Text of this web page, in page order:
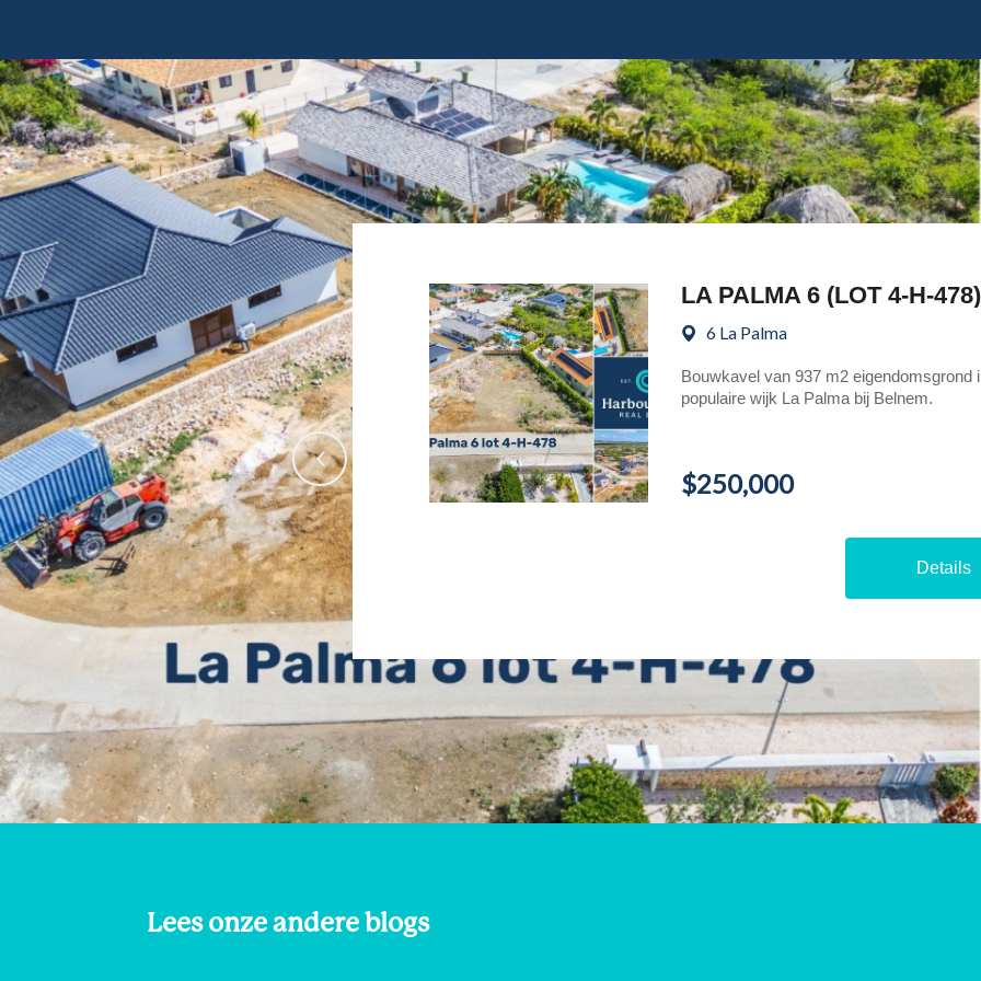
LA PALMA 6 (LOT 4-H-478)
6 La Palma
Bouwkavel van 937 m2 eigendomsgrond
populaire wijk La Palma bij Belnem.
$250,000
Details
Lees onze andere blogs